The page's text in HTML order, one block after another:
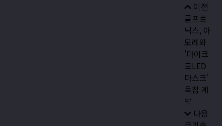
이전
글프로
닉스, 아
모레와
'마이크
로LED
마스크'
독점 계
약
다음